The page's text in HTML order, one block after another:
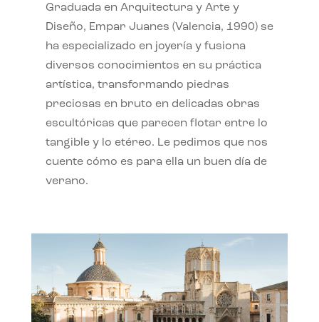
Graduada en Arquitectura y Arte y
Diseño, Empar Juanes (Valencia, 1990) se
ha especializado en joyería y fusiona
diversos conocimientos en su práctica
artística, transformando piedras
preciosas en bruto en delicadas obras
escultóricas que parecen flotar entre lo
tangible y lo etéreo. Le pedimos que nos
cuente cómo es para ella un buen día de
verano.